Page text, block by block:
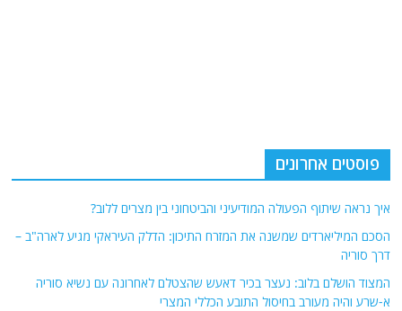
פוסטים אחרונים
איך נראה שיתוף הפעולה המודיעיני והביטחוני בין מצרים ללוב?
הסכם המיליארדים שמשנה את המזרח התיכון: הדלק העיראקי מגיע לארה"ב –
דרך סוריה
המצוד הושלם בלוב: נעצר בכיר דאעש שהצטלם לאחרונה עם נשיא סוריה
א-שרע והיה מעורב בחיסול התובע הכללי המצרי